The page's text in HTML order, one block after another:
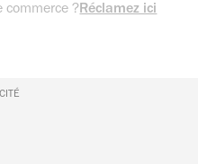
commerce ?Réclamez ici